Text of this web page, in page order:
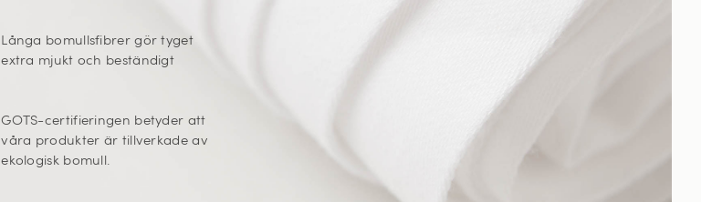
Långa bomullsfibrer gör tyget
extra mjukt och beständigt
GOTS-certifieringen betyder att
våra produkter är tillverkade av
ekologisk bomull.